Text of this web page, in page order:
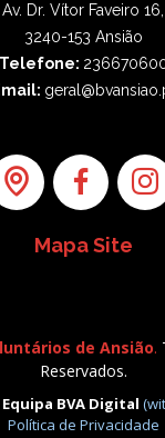
Av. Dr. Vítor Faveiro 16,
3240-153 Ansião
Telefone:
Mapa Site
de Ansião.
Reservados.
Equipa BVA Digital
Política de Privacidade